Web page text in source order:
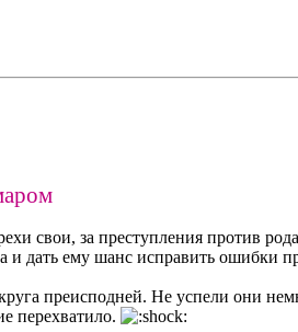
свои, за преступления против
и дать ему шанс исправить ошибки
преисподней. Не успели они
перехватило.